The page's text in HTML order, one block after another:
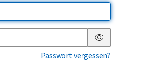
Passwort anzeigen
Passwort vergessen?